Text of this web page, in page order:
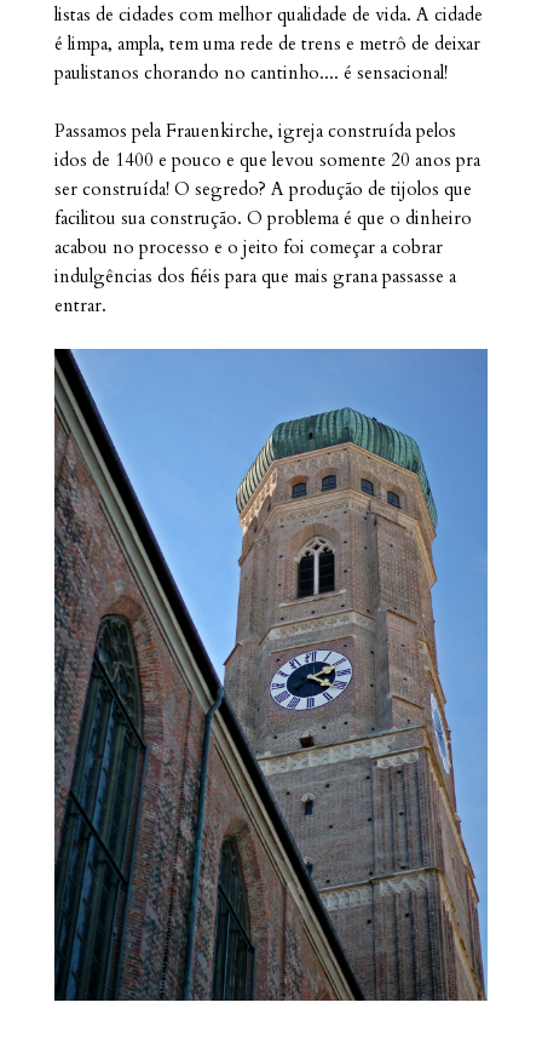
listas de cidades com melhor qualidade de vida. A cidade
é limpa, ampla, tem uma rede de trens e metrô de deixar
paulistanos chorando no cantinho.... é sensacional!
Passamos pela Frauenkirche, igreja construída pelos
idos de 1400 e pouco e que levou somente 20 anos pra
ser construída! O segredo? A produção de tijolos que
facilitou sua construção. O problema é que o dinheiro
acabou no processo e o jeito foi começar a cobrar
indulgências dos fiéis para que mais grana passasse a
entrar.